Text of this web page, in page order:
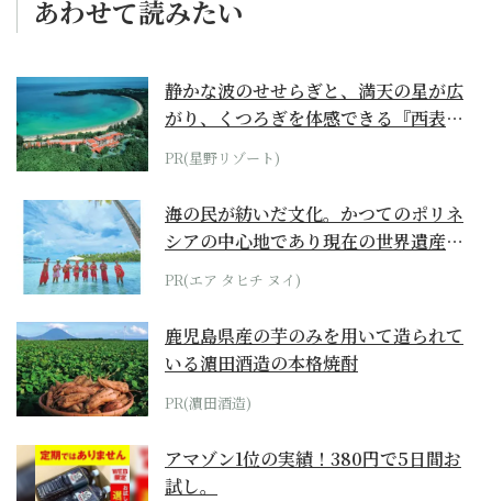
あわせて読みたい
静かな波のせせらぎと、満天の星が広
がり、くつろぎを体感できる『西表島
ホテル by...
PR(星野リゾート)
海の民が紡いだ文化。かつてのポリネ
シアの中心地であり現在の世界遺産か
らみえてくる...
PR(エア タヒチ ヌイ)
鹿児島県産の芋のみを用いて造られて
いる濵田酒造の本格焼酎
PR(濵田酒造)
アマゾン1位の実績！380円で5日間お
試し。